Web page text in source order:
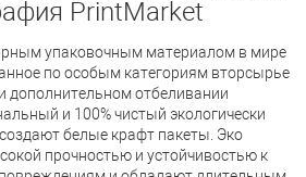
PrintMarket
упаковочным материалом в мире
по особым категориям вторсырье
дополнительном отбеливании
и 100% чистый экологически
белые крафт пакеты. Эко
прочностью и устойчивостью к